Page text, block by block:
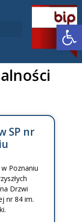
SP nr
w Poznaniu
Drzwi
nr 84 im.